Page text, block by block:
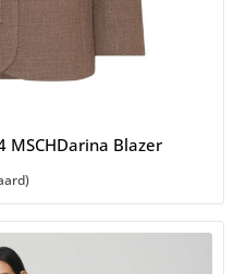
MSCHDarina Blazer